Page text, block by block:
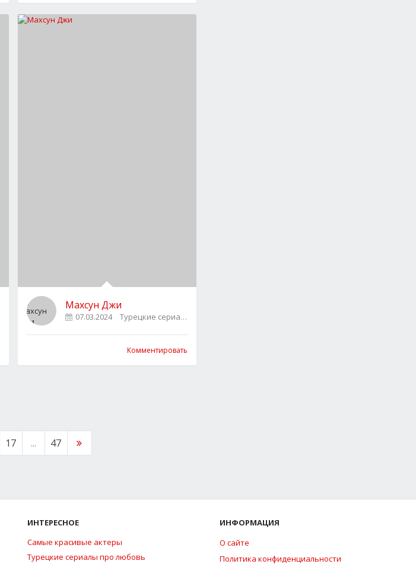
Махсун Джи
07.03.2024 Турецкие сериалы
Комментировать
17 ... 47
ИНТЕРЕСНОЕ
Самые красивые актеры
Турецкие сериалы про любовь
ИНФОРМАЦИЯ
О сайте
Политика конфиденциальности